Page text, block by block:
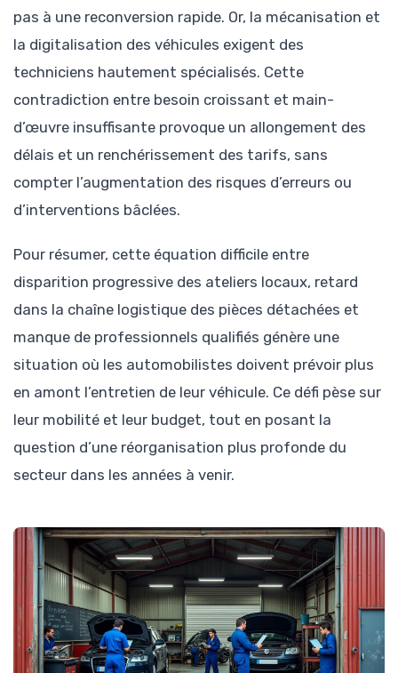
pas à une reconversion rapide. Or, la mécanisation et
la digitalisation des véhicules exigent des
techniciens hautement spécialisés. Cette
contradiction entre besoin croissant et main-
d’œuvre insuffisante provoque un allongement des
délais et un renchérissement des tarifs, sans
compter l’augmentation des risques d’erreurs ou
d’interventions bâclées.
Pour résumer, cette équation difficile entre
disparition progressive des ateliers locaux, retard
dans la chaîne logistique des pièces détachées et
manque de professionnels qualifiés génère une
situation où les automobilistes doivent prévoir plus
en amont l’entretien de leur véhicule. Ce défi pèse sur
leur mobilité et leur budget, tout en posant la
question d’une réorganisation plus profonde du
secteur dans les années à venir.